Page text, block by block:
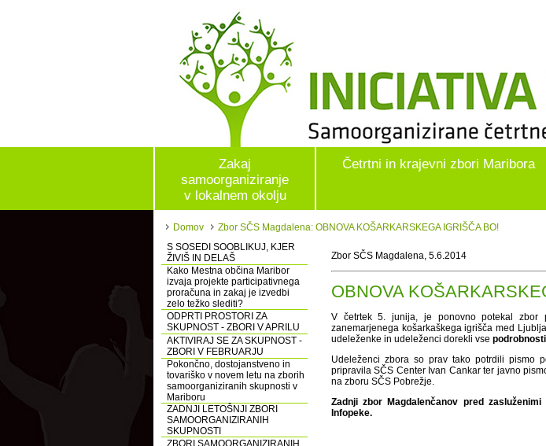
Zakaj
samoorganiziranje
v lokalnem okolju
Četrtni in krajevni zbori Maribora
Domov
Zbor SČS Magdalena: OBNOVA KOŠARKARSKEGA IGRIŠČA BO!
S SOSEDI SOOBLIKUJ, KJER
ŽIVIŠ IN DELAŠ
Kako Mestna občina Maribor
izvaja projekte participativnega
proračuna in zakaj je izvedbi
zelo težko slediti?
ODPRTI PROSTORI ZA
SKUPNOST - ZBORI V APRILU
AKTIVIRAJ SE ZA SKUPNOST -
ZBORI V FEBRUARJU
Pokončno, dostojanstveno in
tovariško v novem letu na zborih
samoorganiziranih skupnosti v
Mariboru
ZADNJI LETOŠNJI ZBORI
SAMOORGANIZIRANIH
SKUPNOSTI
ZBORI SAMOORGANIZIRANIH
Zbor SČS Magdalena, 5.6.2014
OBNOVA
V četrtek 5. junija, je ponovno potekal zbor
zanemarjenega košarkaškega igrišča med
udeleženke in udeleženci dorekli vse
Udeleženci zbora so prav tako potrdili pismo
pripravila SČS Center Ivan Cankar ter javno
na zboru SČS Pobrežje.
Zadnji zbor Magdalenčanov pred
Infopeke.